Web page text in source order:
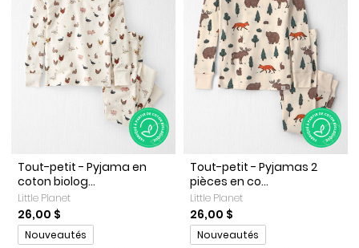
Tout-petit - Pyjama en
coton biolog...
Little Planet
26,00 $
Promotions
Nouveautés
Tout-petit - Pyjamas 2
pièces en co...
Little Planet
26,00 $
Promotions
Nouveautés